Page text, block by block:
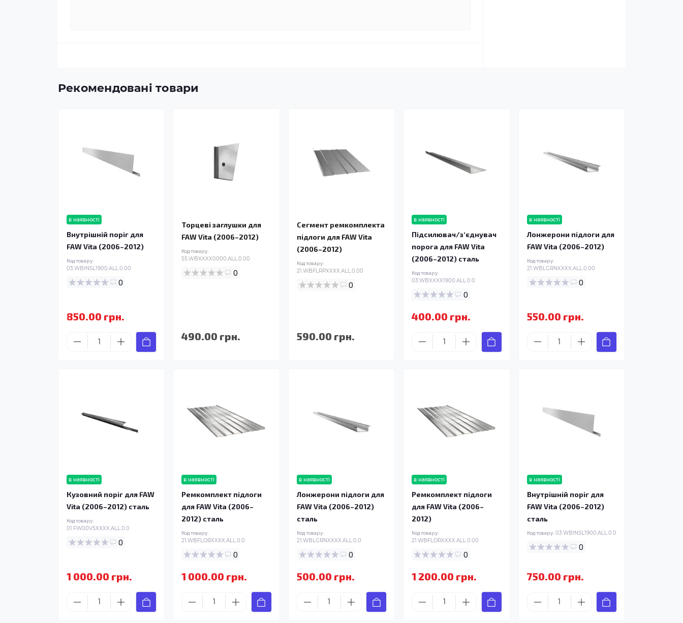
Рекомендовані товари
в наявності
Внутрішній поріг для
FAW Vita (2006–2012)
Код товару:
03.WBINSL1900.ALL.0.00
0
850.00 грн.
Торцеві заглушки для
FAW Vita (2006–2012)
Код товару:
55.WBXXXX0000.ALL.0.00
0
490.00 грн.
Сегмент ремкомплекта
підлоги для FAW Vita
(2006–2012)
Код товару:
21.WBFLRPXXXX.ALL.0.00
0
590.00 грн.
в наявності
Підсилювач/зʼєднувач
порога для FAW Vita
(2006–2012) сталь
Код товару:
03.WBXXXX1900.ALL.0.0
0
400.00 грн.
в наявності
Лонжерони підлоги для
FAW Vita (2006–2012)
Код товару:
21.WBLGRNXXXX.ALL.0.00
0
550.00 грн.
в наявності
Кузовний поріг для FAW
Vita (2006–2012) сталь
Код товару:
01.FW00V5XXXX.ALL.0.0
0
1 000.00 грн.
в наявності
Ремкомплект підлоги
для FAW Vita (2006–
2012) сталь
Код товару:
21.WBFLORXXXX.ALL.0.0
0
1 000.00 грн.
в наявності
Лонжерони підлоги для
FAW Vita (2006–2012)
сталь
Код товару:
21.WBLGRNXXXX.ALL.0.0
0
500.00 грн.
в наявності
Ремкомплект підлоги
для FAW Vita (2006–
2012)
Код товару:
21.WBFLORXXXX.ALL.0.00
0
1 200.00 грн.
в наявності
Внутрішній поріг для
FAW Vita (2006–2012)
сталь
Код товару: 03.WBINSL1900.ALL.0.0
0
750.00 грн.